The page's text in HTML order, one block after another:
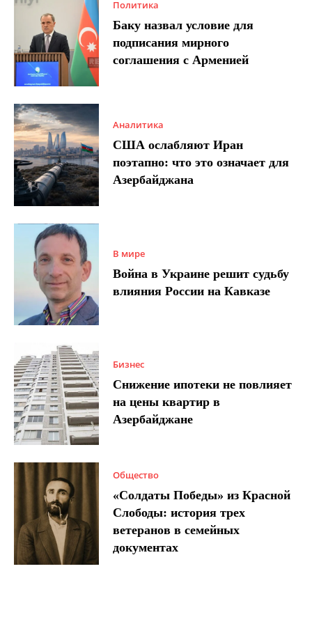
Политика
Баку назвал условие для
подписания мирного
соглашения с Арменией
Аналитика
США ослабляют Иран
поэтапно: что это означает для
Азербайджана
В мире
Война в Украине решит судьбу
влияния России на Кавказе
Бизнес
Снижение ипотеки не повлияет
на цены квартир в
Азербайджане
Общество
«Солдаты Победы» из Красной
Слободы: история трех
ветеранов в семейных
документах